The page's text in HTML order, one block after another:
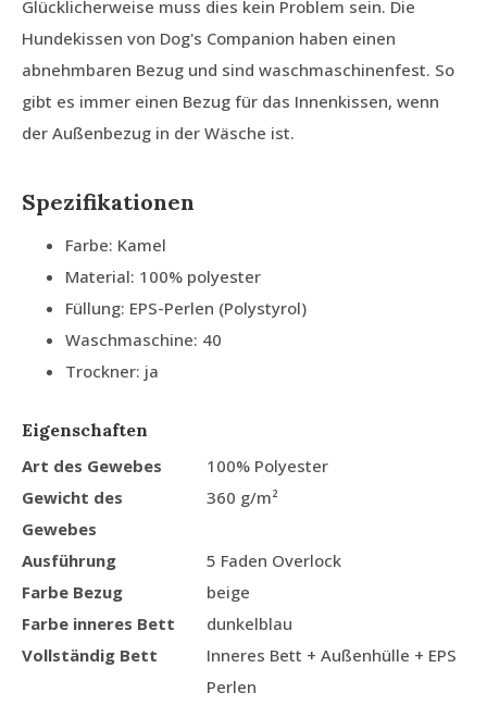
Glücklicherweise muss dies kein Problem sein. Die
Hundekissen von Dog's Companion haben einen
abnehmbaren Bezug und sind waschmaschinenfest. So
gibt es immer einen Bezug für das Innenkissen, wenn
der Außenbezug in der Wäsche ist.
Spezifikationen
Farbe: Kamel
Material: 100% polyester
Füllung: EPS-Perlen (Polystyrol)
Waschmaschine: 40
Trockner: ja
Eigenschaften
Art des Gewebes
100% Polyester
Gewicht des
Gewebes
360 g/m²
Ausführung
5 Faden Overlock
Farbe Bezug
beige
Farbe inneres Bett
dunkelblau
Vollständig Bett
Inneres Bett + Außenhülle + EPS
Perlen